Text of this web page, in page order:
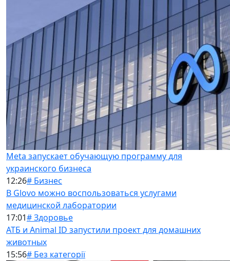
Meta запускает обучающую программу для
украинского бизнеса
12:26# Бизнес
В Glovo можно воспользоваться услугами
медицинской лаборатории
17:01# Здоровье
АТБ и Animal ID запустили проект для домашних
животных
15:56# Без категорії